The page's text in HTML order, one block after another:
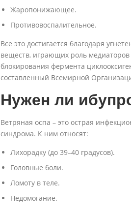
Жаропонижающее.
Противовоспалительное.
Все это достигается благодаря
веществ, играющих роль медиаторов
блокирования фермента
составленный Всемирной
Нужен ли
Ветряная оспа – это острая
синдрома. К ним относят:
Лихорадку (до 39–40 градусов).
Головные боли.
Ломоту в теле.
Недомогание.